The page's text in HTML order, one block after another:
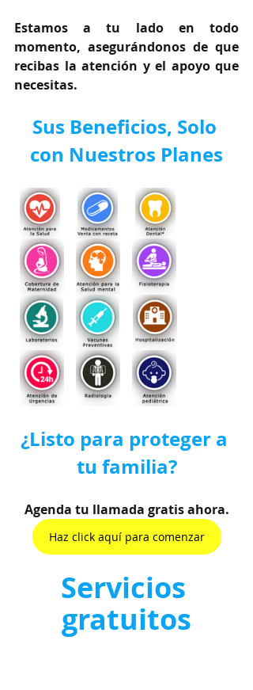
Estamos a tu lado en todo
momento, asegurándonos de que
recibas la atención y el apoyo que
necesitas.
Sus Beneficios, Solo
con Nuestros Planes
¿Listo para proteger a
tu familia?
Agenda tu llamada gratis ahora.
Haz click aquí para comenzar
Servicios
gratuitos